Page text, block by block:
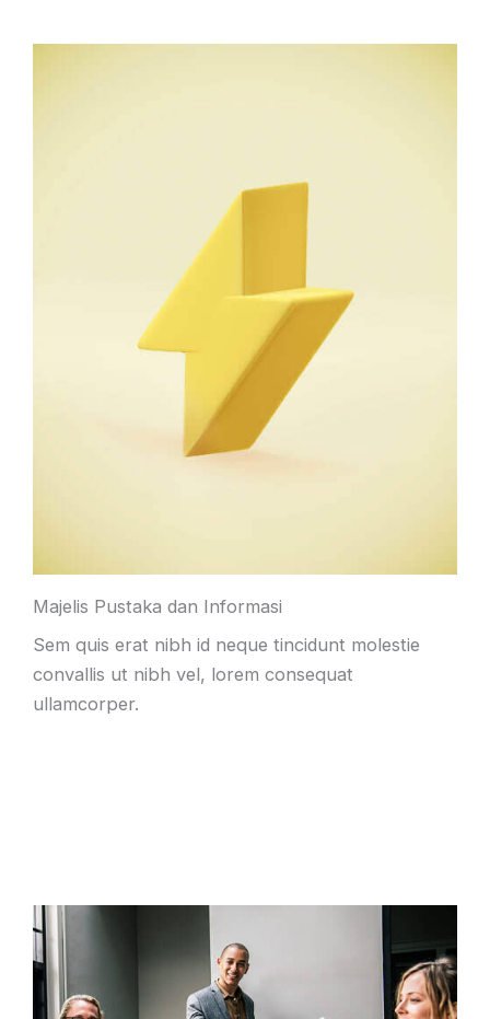
Majelis Pustaka dan Informasi
Sem quis erat nibh id neque tincidunt molestie
convallis ut nibh vel, lorem consequat
ullamcorper.